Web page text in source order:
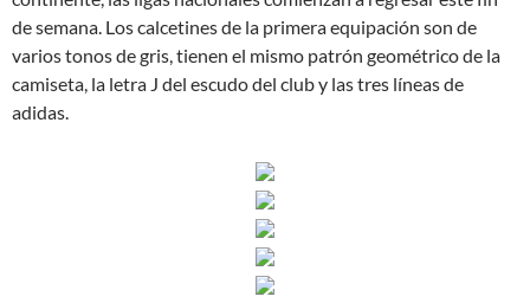
de semana. Los calcetines de la primera equipación son de
varios tonos de gris, tienen el mismo patrón geométrico de la
camiseta, la letra J del escudo del club y las tres líneas de
adidas.